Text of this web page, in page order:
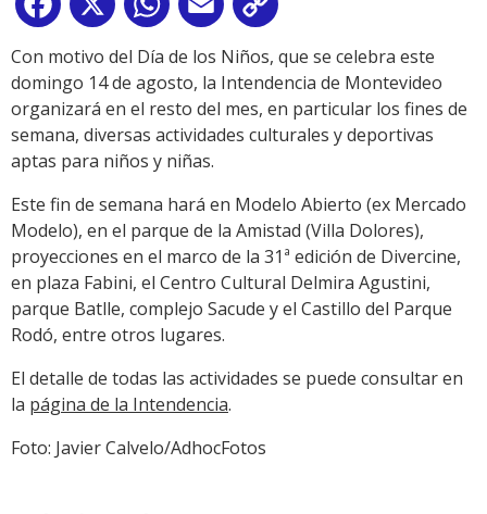
Facebook
X WhatsApp
Email
Link
Con motivo del Día de los Niños, que se celebra este
domingo 14 de agosto, la Intendencia de Montevideo
organizará en el resto del mes, en particular los fines de
semana, diversas actividades culturales y deportivas
aptas para niños y niñas.
Este fin de semana hará en Modelo Abierto (ex Mercado
Modelo), en el parque de la Amistad (Villa Dolores),
proyecciones en el marco de la 31ª edición de Divercine,
en plaza Fabini, el Centro Cultural Delmira Agustini,
parque Batlle, complejo Sacude y el Castillo del Parque
Rodó, entre otros lugares.
El detalle de todas las actividades se puede consultar en
la página de la Intendencia.
Foto: Javier Calvelo/AdhocFotos